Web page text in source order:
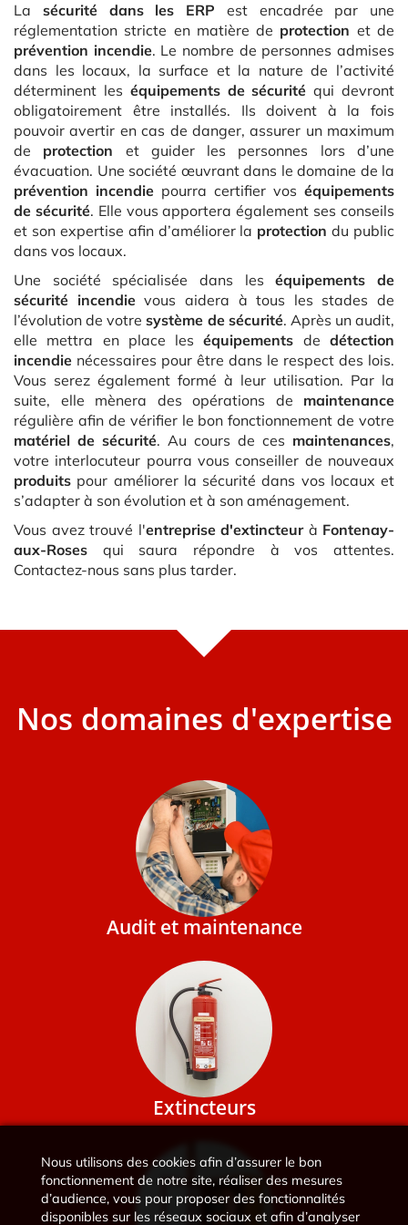
La sécurité dans les ERP est encadrée par une
réglementation stricte en matière de protection et de
prévention incendie. Le nombre de personnes admises
dans les locaux, la surface et la nature de l’activité
déterminent les équipements de sécuritéqui devront
obligatoirement être installés. Ils doivent à la fois
pouvoir avertir en cas de danger, assurer un maximum
de protection et guider les personnes lors d’une
évacuation. Une société œuvrant dans le domaine de la
prévention incendie pourra certifier vos équipements
de sécurité. Elle vous apportera également ses conseils
et son expertise afin d’améliorer la protection du public
dans vos locaux.
Une société spécialisée dans leséquipements de
sécurité incendievous aidera à tous les stades de
l’évolution de votresystème de sécurité. Après un audit,
elle mettra en place leséquipements dedétection
incendie nécessaires pour être dans le respect des lois.
Vous serez également formé à leur utilisation. Par la
suite, elle mènera des opérations de maintenance
régulière afin de vérifier le bon fonctionnement de votre
matériel de sécurité. Au cours de ces maintenances,
votre interlocuteur pourra vous conseiller de nouveaux
produits pour améliorer la sécurité dans vos locaux et
s’adapter à son évolution et à son aménagement.
Vous avez trouvé l'entreprise d'extincteurà Fontenay-
aux-Roses qui saura répondre à vos attentes.
Contactez-nous sans plus tarder.
Nos domaines d'expertise
Audit et maintenance
Extincteurs
Nous utilisons des cookies afin d’assurer le bon
fonctionnement de notre site, réaliser des mesures
d’audience, vous pour proposer des fonctionnalités
disponibles sur les réseaux sociaux et afin d’analyser